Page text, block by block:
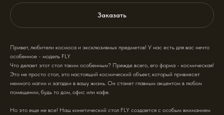
Заказать
Привет, любители космоса и эксклюзивных предметов! У нас есть для вас нечто
особенное - модель FLY
Что делает этот стол таким особенным? Прежде всего, его форма - космическая!
Это не просто стол, это настоящий космический объект, который привнесет
немного магии и загадки в вашу жизнь. Он станет главным акцентом в любом
помещении, будь то дом, офис или кафе.
Но это еще не все! Наш кинетический стол FLY создается с особым вниманием